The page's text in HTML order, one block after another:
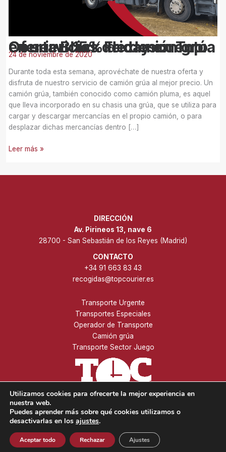
Oferta Black Friday en Top Courier: 15% de descuento en servicios de camión grúa
24 de noviembre de 2020
Durante toda esta semana, aprovéchate de nuestra oferta y
disfruta de nuestro servicio de camión grúa al mejor precio. Un
camión grúa, también conocido como camión pluma, es aquel
que lleva incorporado en su chasis una grúa, que se utiliza para
cargar y descargar mercancías en el propio camión, o para
desplazar dichas mercancías dentro […]
camión
grúa
Leer más »
DIRECCIÓN
Av. Pirineos 13, nave 6
28700 - San Sebastián de los Reyes (Madrid)
CONTACTO
+34 91 663 83 43
recogidas@topcourier.es
Transporte Urgente
Transportes Especiales
Operador de Transporte
Camión grúa
Transporte Sector Juego
Copyright © 2026 TOP COURIER. Todos los derechos
reservados -Aviso Legal-Política de Privacidad
Cookies
Utilizamos cookies para ofrecerte la mejor experiencia en
nuestra web.
Puedes aprender más sobre qué cookies utilizamos o
desactivarlas en los ajustes.
Aceptar todo Rechazar Ajustes